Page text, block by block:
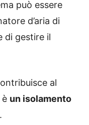
può essere
d’aria di
di gestire il
al
un isolamento
.